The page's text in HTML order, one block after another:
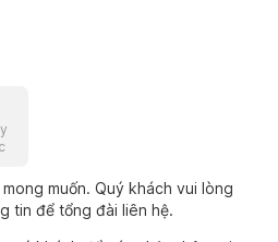
muốn. Quý khách vui lòng
tin để tổng đài liên hệ.